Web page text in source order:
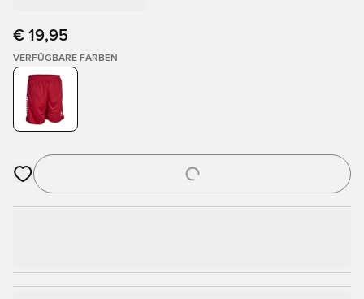
€ 19,95
VERFÜGBARE FARBEN
Öffnet ein Fenster zum Anmelden oder Registrieren als